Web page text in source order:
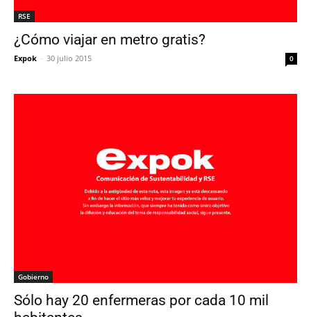
RSE
¿Cómo viajar en metro gratis?
Expok - 30 julio 2015 0
Gobierno
Sólo hay 20 enfermeras por cada 10 mil